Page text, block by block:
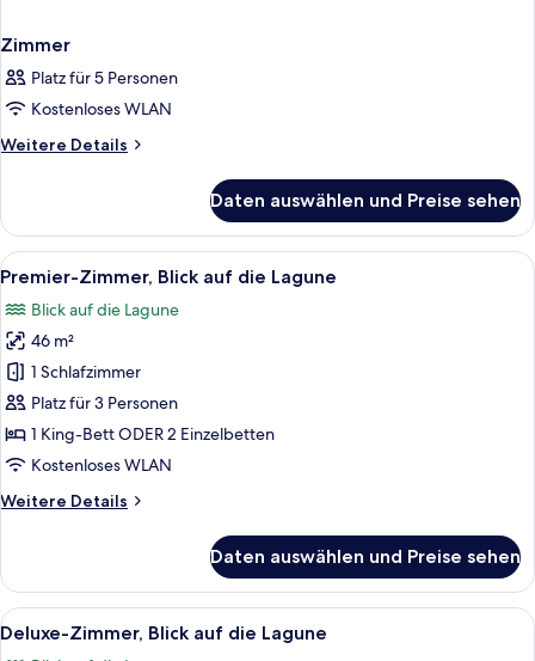
Zimmer
Platz für 5 Personen
Kostenloses WLAN
Weitere Details
Weitere
Daten auswählen und Preise sehen
Alle
Fotos
für
Premier-
Zimmer,
Blick
auf
die
anzeigen
Ein Hotelzimmer mit einem großen
5
Premier-Zimmer, Blick auf die Lagune
Blick auf die Lagune
46 m²
1 Schlafzimmer
Platz für 3 Personen
1 King-Bett ODER 2 Einzelbetten
Kostenloses WLAN
Weitere Details
Weitere
Zimmer,
Blick
auf
Daten auswählen und Preise sehen
Alle
Fotos
Ein Hotelzimmer mit einem großen
9
Deluxe-Zimmer, Blick auf die Lagune